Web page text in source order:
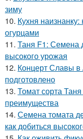
зиму
10. Кухня
огурцами
11. Таня F1: Семена
высокого урожая
12. Концерт Славы в
подготовлено
13. Томат сорта
преимущества
14. Семена томата
как добиться